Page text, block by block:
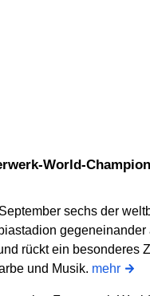
World-
sechs der
rückt ein besonderes
und Musik. mehr